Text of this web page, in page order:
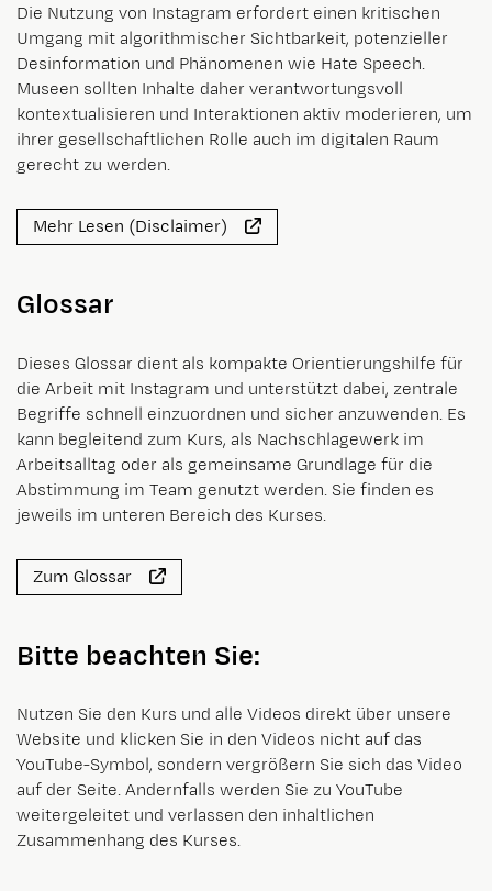
Die Nutzung von Instagram erfordert einen kritischen
Umgang mit algorithmischer Sichtbarkeit, potenzieller
Desinformation und Phänomenen wie Hate Speech.
Museen sollten Inhalte daher verantwortungsvoll
kontextualisieren und Interaktionen aktiv moderieren, um
ihrer gesellschaftlichen Rolle auch im digitalen Raum
gerecht zu werden.
Mehr Lesen (Disclaimer)
Glossar
Dieses Glossar dient als kompakte Orientierungshilfe für
die Arbeit mit Instagram und unterstützt dabei, zentrale
Begriffe schnell einzuordnen und sicher anzuwenden. Es
kann begleitend zum Kurs, als Nachschlagewerk im
Arbeitsalltag oder als gemeinsame Grundlage für die
Abstimmung im Team genutzt werden. Sie finden es
jeweils im unteren Bereich des Kurses.
Zum Glossar
Bitte beachten Sie:
Nutzen Sie den Kurs und alle Videos direkt über unsere
Website und klicken Sie in den Videos nicht auf das
YouTube-Symbol, sondern vergrößern Sie sich das Video
auf der Seite. Andernfalls werden Sie zu YouTube
weitergeleitet und verlassen den inhaltlichen
Zusammenhang des Kurses.